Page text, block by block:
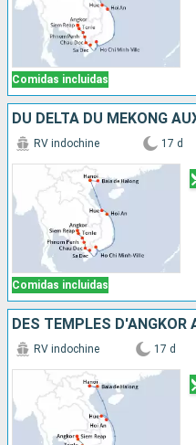
Comidas incluidas
Comidas incluidas
RV indochine 17 d
RV indochine 17 d